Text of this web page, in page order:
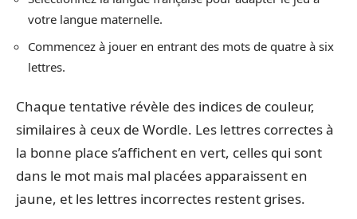
votre langue maternelle.
Commencez à jouer en entrant des mots de quatre à six
lettres.
Chaque tentative révèle des indices de couleur,
similaires à ceux de Wordle. Les lettres correctes à
la bonne place s’affichent en vert, celles qui sont
dans le mot mais mal placées apparaissent en
jaune, et les lettres incorrectes restent grises.